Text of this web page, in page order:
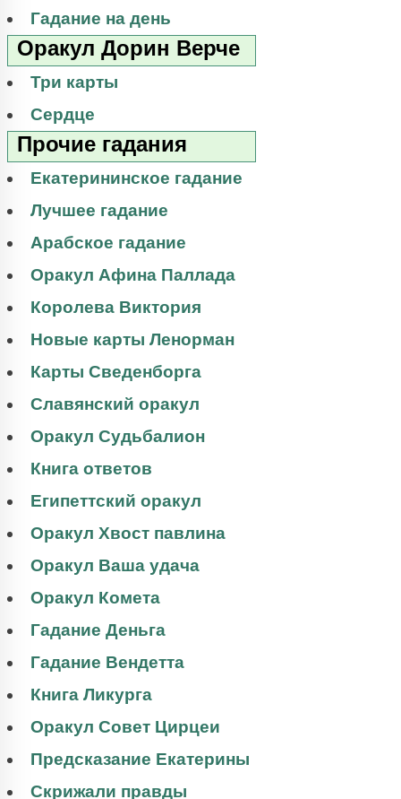
Гадание на день
Оракул Дорин Верче
Три карты
Сердце
Прочие гадания
Екатерининское гадание
Лучшее гадание
Арабское гадание
Оракул Афина Паллада
Королева Виктория
Новые карты Ленорман
Карты Сведенборга
Славянский оракул
Оракул Судьбалион
Книга ответов
Египеттский оракул
Оракул Хвост павлина
Оракул Ваша удача
Оракул Комета
Гадание Деньга
Гадание Вендетта
Книга Ликурга
Оракул Совет Цирцеи
Предсказание Екатерины
Скрижали правды